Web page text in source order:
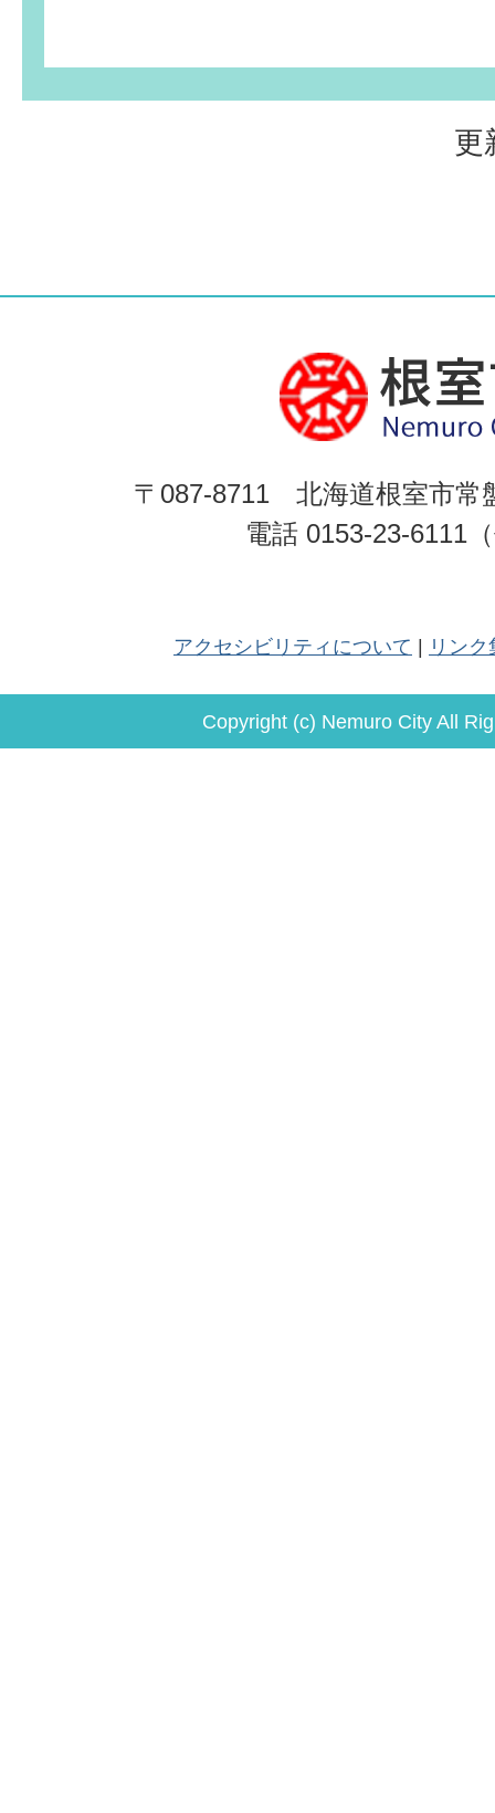
更
〒087-8711 北海道根室市常
電話 0153-23-6111
アクセシビリティについて リンク
Copyright (c) Nemuro City All